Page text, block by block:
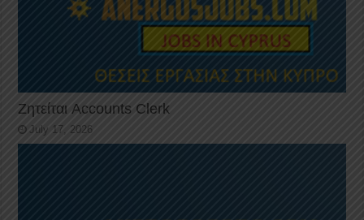
Ζητείται Accounts Clerk
July 17, 2026